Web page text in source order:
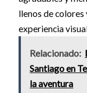
llenos de colores
experiencia
Relacionado:
Santiago en
la aventura